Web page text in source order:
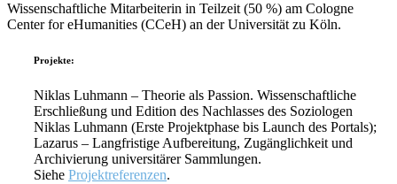
Wissenschaftliche Mitarbeiterin in Teilzeit (50 %) am Cologne
Center for eHumanities (CCeH) an der Universität zu Köln.
Projekte:
Niklas Luhmann – Theorie als Passion. Wissenschaftliche
Erschließung und Edition des Nachlasses des Soziologen
Niklas Luhmann (Erste Projektphase bis Launch des Portals);
Lazarus – Langfristige Aufbereitung, Zugänglichkeit und
Archivierung universitärer Sammlungen.
Siehe Projektreferenzen.